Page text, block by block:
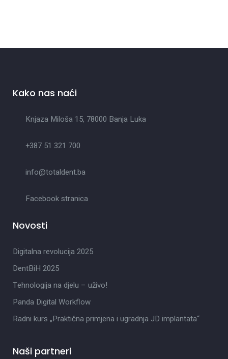
Kako nas naći
Knjaza Miloša 15, 78000 Banja Luka
+387 51 321 700
info@totaldent.ba
Facebook stranica
Novosti
Digitalna revolucija 2025
DentBiH 2025
Tehnologija na djelu – uživo!
Panda Digital Workflow
Radni kurs „Praktična primjena i ugradnja JD implantata“
Naši partneri